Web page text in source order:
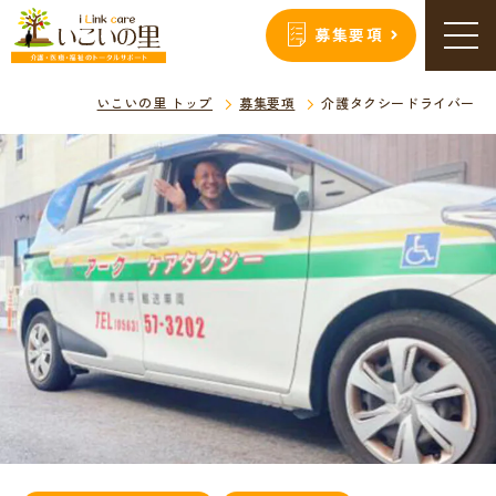
募集要項
いこいの里 トップ 募集要項 介護タクシードライバー